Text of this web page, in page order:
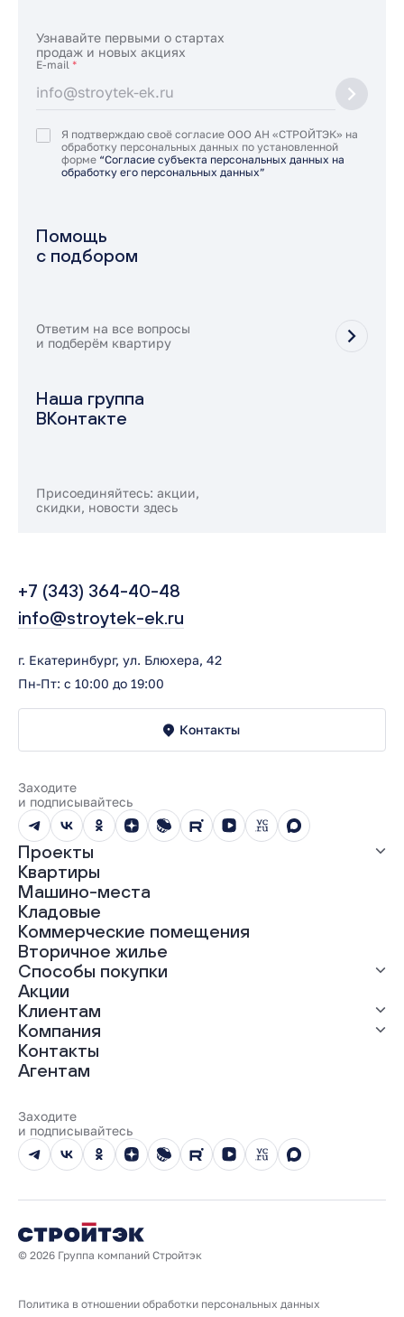
Узнавайте первыми о стартах
продаж и новых акциях
E-mail *
Я подтверждаю своё согласие ООО АН «СТРОЙТЭК» на
обработку персональных данных по установленной
форме “Согласие субъекта персональных данных на
обработку его персональных данных”
Помощь
с подбором
Ответим на все вопросы
и подберём квартиру
Наша группа
ВКонтакте
Присоединяйтесь: акции,
скидки, новости здесь
+7 (343) 364-40-48
info@stroytek-ek.ru
г. Екатеринбург, ул. Блюхера, 42
Пн-Пт: с 10:00 до 19:00
Контакты
Заходите
и подписывайтесь
Проекты
Все проекты
ЖК «Абрикос»
ЖК «Гравитация»
ЖК «Грин Гарден»
ЖК «Динамика»
ЖК «Мохито»
ЖК «Современник»
ЖК «Янтарная долина»
Квартиры
Машино-места
Кладовые
Коммерческие помещения
Вторичное жилье
Способы покупки
Выгодная ипотека
Рассрочка
Материнский капитал
Трейд-ин
100% оплата
Акции
Клиентам
Ход строительства
Документы
Выдача ключей
Компания
О нас
Карьера
Реализованные проекты
Вопросы и ответы
Новости
Юбилейный год
Контакты
Агентам
Заходите
и подписывайтесь
© 2026 Группа компаний Стройтэк
Политика в отношении обработки персональных данных